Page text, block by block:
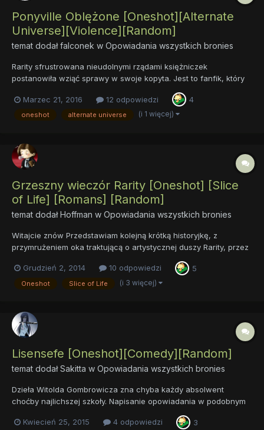
Ponyville Oblężone [Oneshot][Alternate
Universe][Violence][Random]
temat dodałfalconek w Opowiadania wszystkich bronies
Rarity sfrustrowana nieudolnymi rządami księżniczek
postanowiła wziąć sprawy w swoje kopyta. Jest to fanfik, który
1500 słów). Znajdziecie w nim nawiązania do pewnego
popularnego w fandomie opka i fragmenty, które sprawiają, że
Marzec 21, 2016 12 odpowiedzi 4
oneshot alternate universe (i 1 więcej)
Grzeszny wieczór Rarity [Oneshot] [Slice
of Life] [Romans] [Random]
temat dodałHoffman w Opowiadania wszystkich bronies
Witajcie znów Przedstawiam kolejną krótką historyjkę, z
przymrużeniem oka traktującą o artystycznej duszy Rarity, przez
Jak daleko mogą zajść jej nadinterpretacje, jeśli w grę wejdą nie
dające spokoju pragnienia? Sprawdźcie sami co t...
Grudzień 2, 2014 10 odpowiedzi 5
Oneshot Slice of Life (i 3 więcej)
Lisensefe [Oneshot][Comedy][Random]
temat dodałSakitta w Opowiadania wszystkich bronies
Dzieła Witolda Gombrowicza zna chyba każdy absolwent
choćby najlichszej szkoły. Napisanie opowiadania w podobnym
łączył się z groteską, aby zaprowadzić czytelnika do warstwy
Kwiecień 25, 2015 4 odpowiedzi 3